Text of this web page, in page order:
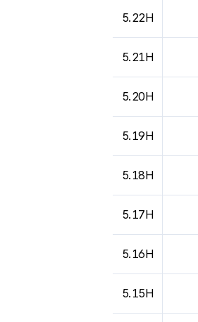
5.22H
5.21H
5.20H
5.19H
5.18H
5.17H
5.16H
5.15H